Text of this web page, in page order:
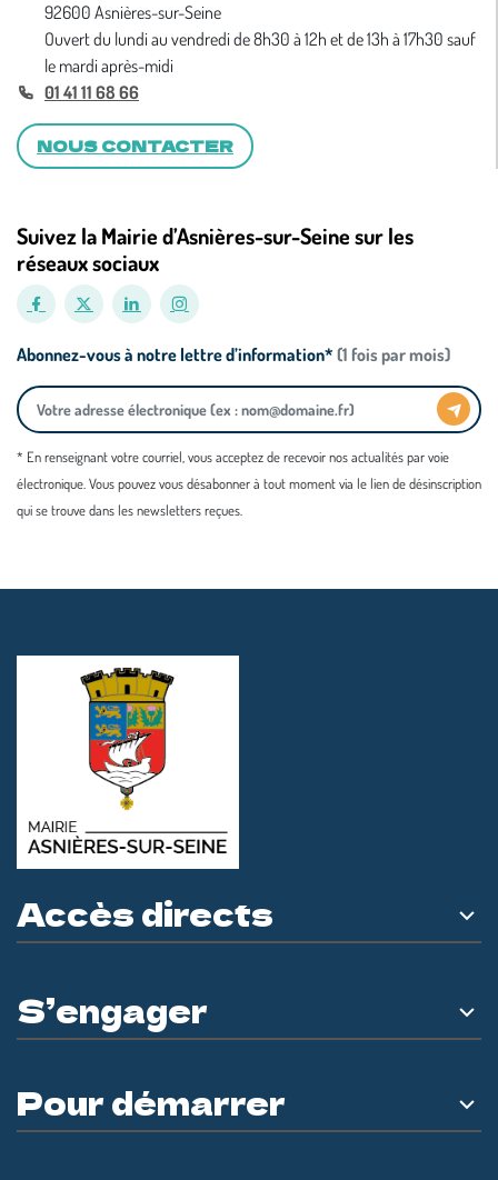
92600 Asnières-sur-Seine
Ouvert du lundi au vendredi de 8h30 à 12h et de 13h à 17h30 sauf
le mardi après-midi
01 41 11 68 66
NOUS CONTACTER
Suivez la Mairie d’Asnières-sur-Seine sur les
réseaux sociaux
Abonnez-vous à notre lettre d’information* (1 fois par mois)
* En renseignant votre courriel, vous acceptez de recevoir nos actualités par voie
électronique. Vous pouvez vous désabonner à tout moment via le lien de désinscription
qui se trouve dans les newsletters reçues.
Accès directs
S’engager
Pour démarrer